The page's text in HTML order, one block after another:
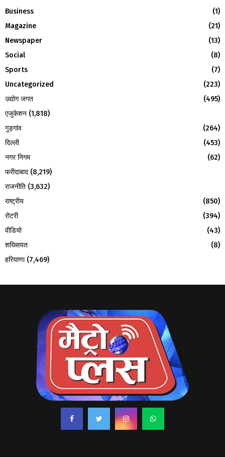
o
r
:
R
Business
(1)
Magazine
(21)
Newspaper
(13)
Social
(8)
Sports
(7)
Uncategorized
(223)
उद्योग जगत
(495)
एजुकेशन (1,818)
गुड़गांव
(264)
दिल्ली
(453)
नगर निगम
(62)
फरीदाबाद (8,219)
राजनीति (3,632)
राष्ट्रीय
(850)
रोटरी
(394)
वीडियो
(43)
शख्सियत
(8)
हरियाणा(7,469)